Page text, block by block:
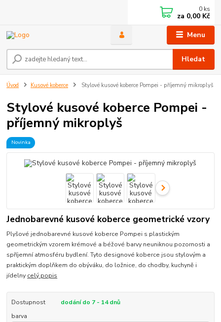
Menu
Hledat
0 ks
za 0,00 Kč
Úvod Kusové koberce Stylové kusové koberce Pompei - příjemný mikroplyš
Stylové kusové koberce Pompei -
příjemný mikroplyš
Novinka
Jednobarevné kusové koberce geometrické vzory
Plyšové jednobarevné kusové koberce Pompei s plastickým
geometrickým vzorem krémové a béžové barvy neuniknou pozornosti a
spříjemní atmosféru bydlení. Tyto designové koberce jsou stylovým a
praktickým doplňkem do obýváku, do ložnice, do chodby, kuchyně i
jídelny celý popis
Dostupnost
dodání do 7 - 14 dnů
barva